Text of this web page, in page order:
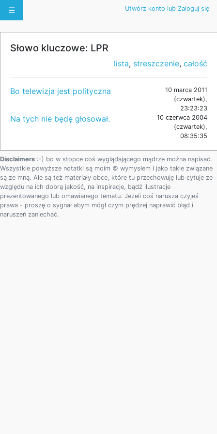
☰ Utwórz konto lub Zaloguj się
Słowo kluczowe: LPR
lista, streszczenie, całość
Bo telewizja jest polityczna
10 marca 2011
(czwartek),
23:23:23
Na tych nie będę głosował.
10 czerwca 2004
(czwartek),
08:35:35
Disclaimers :-) bo w stopce coś wyglądającego mądrze można napisać.
Wszystkie powyższe notatki są moim © wymysłem i jako takie związane
są ze mną. Ale są też materiały obce, które tu przechowuję lub cytuje ze
względu na ich dobrą jakość, na inspiracje, bądź ilustracje
prezentowanego lub omawianego tematu. Jeżeli coś narusza czyjeś
prawa - proszę o sygnał abym mógł czym prędzej naprawić błąd i
naruszeń zaniechać.